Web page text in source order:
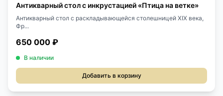
Антикварный стол с инкрустацией «Птица на ветке»
Антикварный стол с раскладывающейся столешницей XIX века,
Фр...
650 000 ₽
В наличии
Добавить в корзину